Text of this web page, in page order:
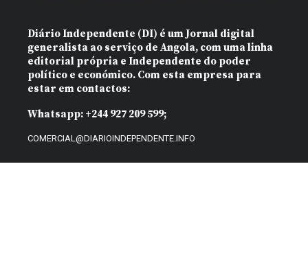
Diário Independente (DI) é um Jornal digital
generalista ao serviço de Angola, com uma linha
editorial própria e Independente do poder
político e económico. Com esta empresa para
estar em contactos:
Whatsapp: +244 927 209 599;
COMERCIAL@DIARIOINDEPENDENTE.INFO